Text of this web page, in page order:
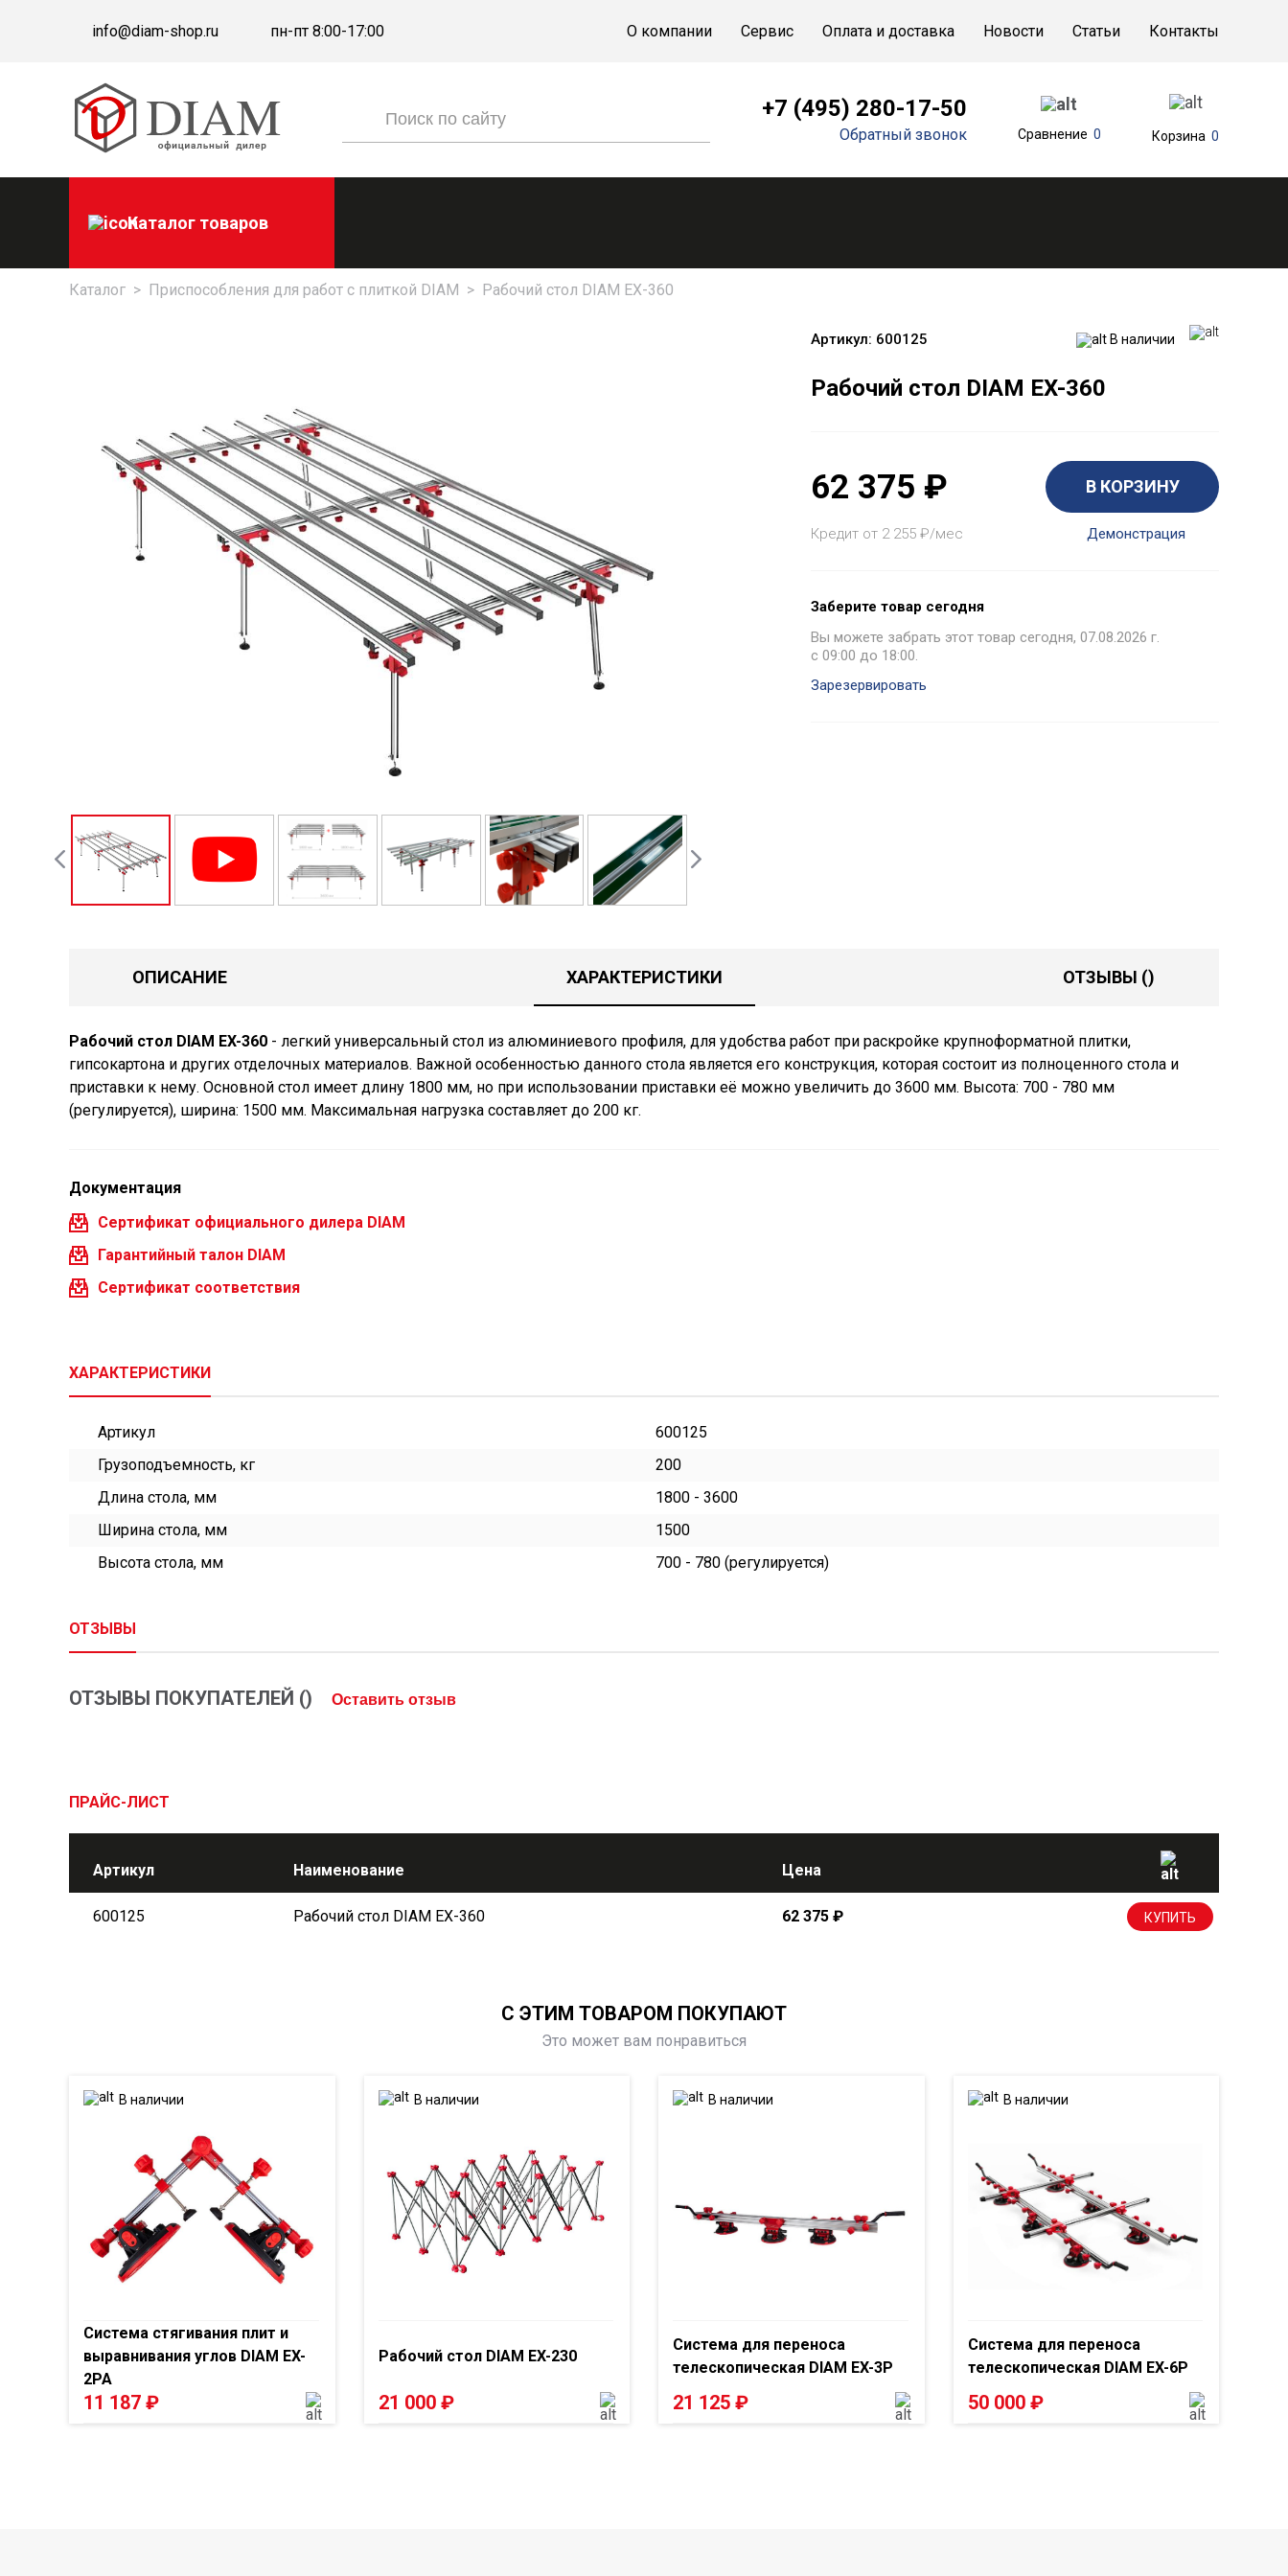
info@diam-shop.ru пн-пт 8:00-17:00 О компании Сервис Оплата и доставка Новости Статьи Контакты
+7 (495) 280-17-50
Обратный звонок Сравнение 0 Корзина 0
Каталог товаров
Каталог > Приспособления для работ с плиткой DIAM > Рабочий стол DIAM EX-360
Артикул: 600125 В наличии
Рабочий стол DIAM EX-360
62 375 ₽ В КОРЗИНУ
Кредит от 2 255 ₽/мес Демонстрация
Заберите товар сегодня
Вы можете забрать этот товар сегодня, 07.08.2026 г.
с 09:00 до 18:00.
Зарезервировать
ОПИСАНИЕ ХАРАКТЕРИСТИКИ ОТЗЫВЫ ()
Рабочий стол DIAM EX-360 - легкий универсальный стол из алюминиевого профиля, для удобства работ при раскройке крупноформатной плитки,
гипсокартона и других отделочных материалов. Важной особенностью данного стола является его конструкция, которая состоит из полноценного стола и
приставки к нему. Основной стол имеет длину 1800 мм, но при использовании приставки её можно увеличить до 3600 мм. Высота: 700 - 780 мм
(регулируется), ширина: 1500 мм. Максимальная нагрузка составляет до 200 кг.
Документация
Сертификат официального дилера DIAM
Гарантийный талон DIAM
Сертификат соответствия
ХАРАКТЕРИСТИКИ
Артикул
600125
Грузоподъемность, кг
200
Длина стола, мм
1800 - 3600
Ширина стола, мм
1500
Высота стола, мм
700 - 780 (регулируется)
ОТЗЫВЫ
ОТЗЫВЫ ПОКУПАТЕЛЕЙ () Оставить отзыв
ПРАЙС-ЛИСТ
Артикул Наименование Цена
600125 Рабочий стол DIAM EX-360 62 375 ₽ КУПИТЬ
С ЭТИМ ТОВАРОМ ПОКУПАЮТ
Это может вам понравиться
В наличии
Система стягивания плит и
выравнивания углов DIAM EX-
2PA
11 187 ₽
В наличии
Рабочий стол DIAM EX-230
21 000 ₽
В наличии
Система для переноса
телескопическая DIAM EX-3P
21 125 ₽
В наличии
Система для переноса
телескопическая DIAM EX-6P
50 000 ₽